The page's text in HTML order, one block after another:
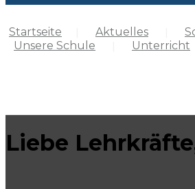
Startseite Aktuelles
Unsere Schule
Unterricht
Liebe